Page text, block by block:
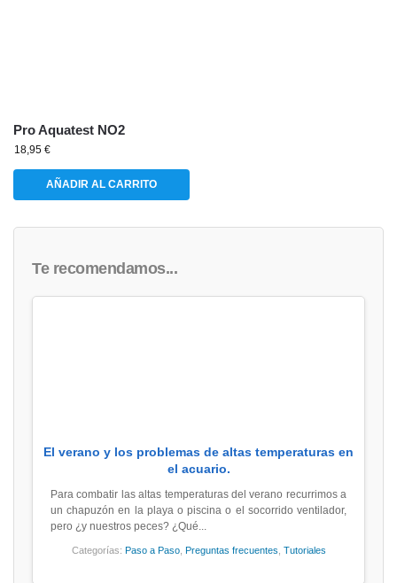
Pro Aquatest NO2
18,95 €
AÑADIR AL CARRITO
Te recomendamos...
El verano y los problemas de altas temperaturas en
el acuario.
Para combatir las altas temperaturas del verano recurrimos a
un chapuzón en la playa o piscina o el socorrido ventilador,
pero ¿y nuestros peces? ¿Qué...
Categorías: Paso a Paso, Preguntas frecuentes Tutoriales